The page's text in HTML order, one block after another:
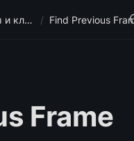
Figma: команды и клавиши / Find Previous
Frame